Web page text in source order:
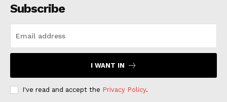
Subscribe
I WANT IN
I've read and accept the Privacy Policy.